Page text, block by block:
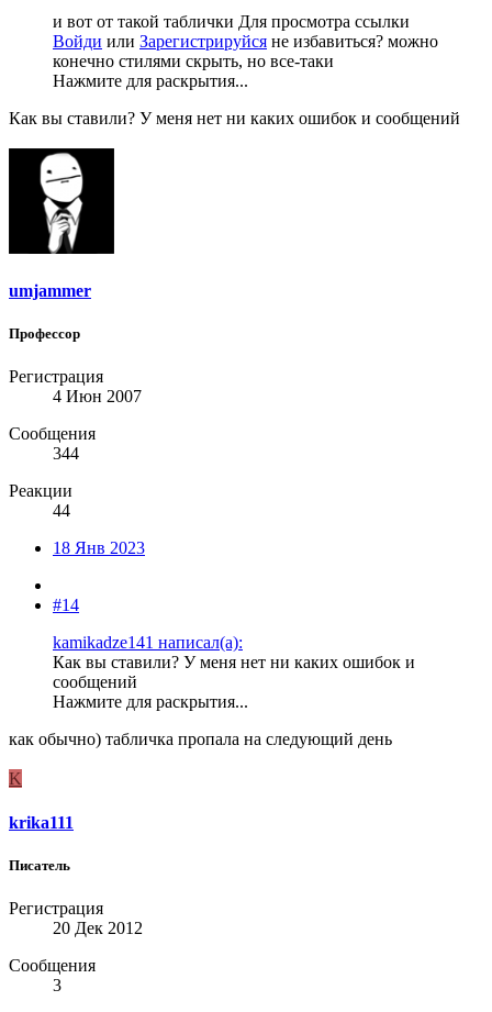
и вот от такой таблички Для просмотра ссылки
Войди или Зарегистрируйся не избавиться? можно
конечно стилями скрыть, но все-таки
Нажмите для раскрытия...
Как вы ставили? У меня нет ни каких ошибок и сообщений
umjammer
Профессор
Регистрация
4 Июн 2007
Сообщения
344
Реакции
44
18 Янв 2023
#14
kamikadze141 написал(а):
Как вы ставили? У меня нет ни каких ошибок и
сообщений
Нажмите для раскрытия...
как обычно) табличка пропала на следующий день
K
krika111
Писатель
Регистрация
20 Дек 2012
Сообщения
3